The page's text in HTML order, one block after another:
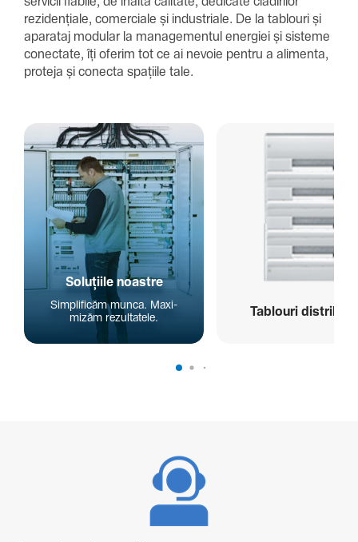
rezi­den­țiale, comer­ciale și indus­triale. De la tablouri și
aparataj modular la managementul energiei și sisteme
conec­tate, îți oferim tot ce ai nevoie pentru a alimenta,
proteja și conecta spațiile tale.
Solu­țiile noastre
Simpli­ficăm munca. Maxi­
mizăm rezul­ta­tele.
Tablouri